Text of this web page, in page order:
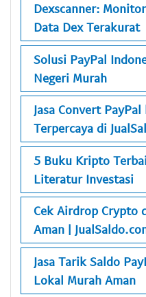
Dexscanner:
Data Dex Terakurat
Solusi PayPal
Negeri Murah
Jasa Convert
Terpercaya di
5 Buku Kripto
Literatur Investasi
Cek Airdrop Crypto
Aman |
Jasa Tarik Saldo
Lokal Murah Aman